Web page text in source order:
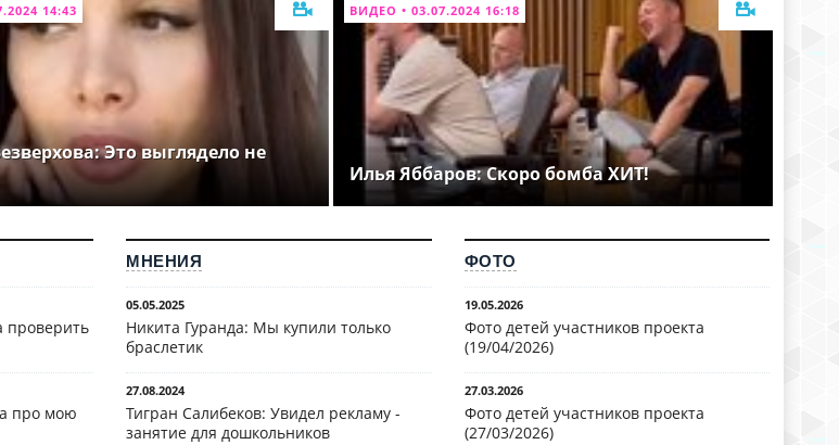
14:43
Это выглядело не
ВИДЕО • 03.07.2024 16:18
Илья Яббаров: Скоро бомба ХИТ!
проверить
про мою
МНЕНИЯ
05.05.2025
Никита Гуранда: Мы купили только
браслетик
27.08.2024
Тигран Салибеков: Увидел рекламу -
занятие для дошкольников
ФОТО
19.05.2026
Фото детей участников проекта
(19/04/2026)
27.03.2026
Фото детей участников проекта
(27/03/2026)